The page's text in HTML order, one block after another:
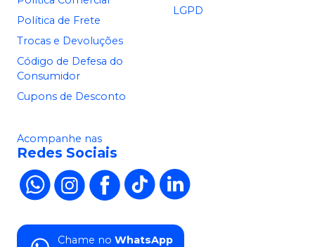
Política de Frete
Trocas e Devoluções
Código de Defesa do
Consumidor
Cupons de Desconto
LGPD
Acompanhe nas
Redes Sociais
Chame no WhatsApp